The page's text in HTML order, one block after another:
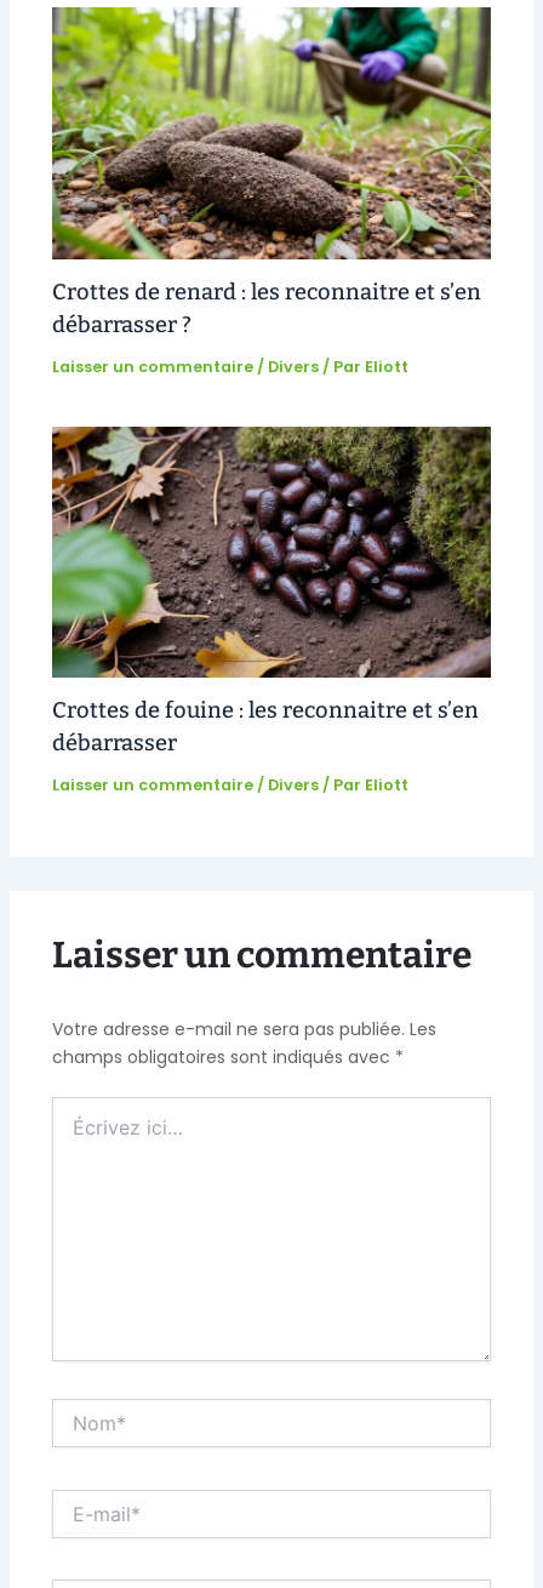
Crottes de renard : les reconnaitre et s’en
débarrasser ?
Laisser un commentaire / Divers/ Par Eliott
Crottes de fouine : les reconnaitre et s’en
débarrasser
Laisser un commentaire / Divers/ Par Eliott
Laisser un commentaire
Votre adresse e-mail ne sera pas publiée. Les
champs obligatoires sont indiqués avec *
ici…
Nom*
mail*